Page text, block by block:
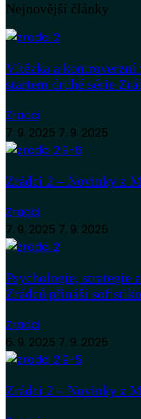
Nejnovější články
Vítězka a
startem druhé série
Zradci
7. 9. 2025 7. 9. 2025
Zrádci 2 – Novinky z
Zradci
7. 9. 2025 7. 9. 2025
Psychologie, strategie
Zrádců přináší
Zradci
6. 9. 2025 7. 9. 2025
Zrádci 2 – Novinky z